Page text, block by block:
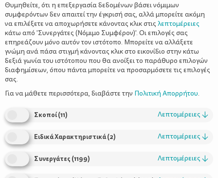
Τραυλισμός
Θυμηθείτε, ότι η επεξεργασία δεδομένων βάσει νόμιμων
συμφερόντων δεν απαιτεί την έγκρισή σας, αλλά μπορείτε ακόμη
να επιλέξετε να αποχωρήσετε κάνοντας κλικ στις λεπτομέρειες
κάτω από 'Συνεργάτες (Νόμιμο Συμφέρον)'. Οι επιλογές σας
επηρεάζουν μόνο αυτόν τον ιστότοπο. Μπορείτε να αλλάξετε
γνώμη ανά πάσα στιγμή κάνοντας κλικ στο εικονίδιο στην κάτω
δεξιά γωνία του ιστότοπου που θα ανοίξει το παράθυρο επιλογών
διαφημίσεων, όπου πάντα μπορείτε να προσαρμόσετε τις επιλογές
σας.
Για να μάθετε περισσότερα, διαβάστε την Πολιτική Απορρήτου.
Σκοποί(11) Λεπτομέρειες ↓
Ειδικά Χαρακτηριστικά(2) Λεπτομέρειες ↓
Συνεργάτες (1199) Λεπτομέρειες ↓